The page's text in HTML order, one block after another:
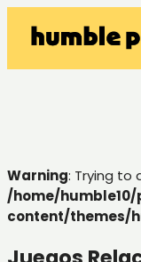
Warning: Trying to
/home/
content/themes/